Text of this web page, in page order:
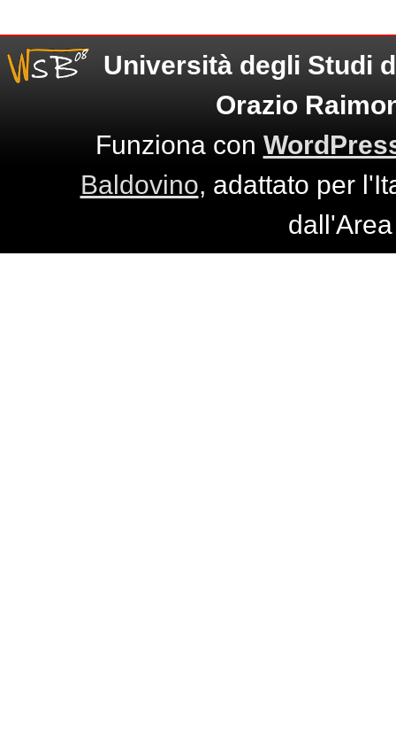
Università degli Studi
Orazio
Funziona con
Baldovino, adattato per